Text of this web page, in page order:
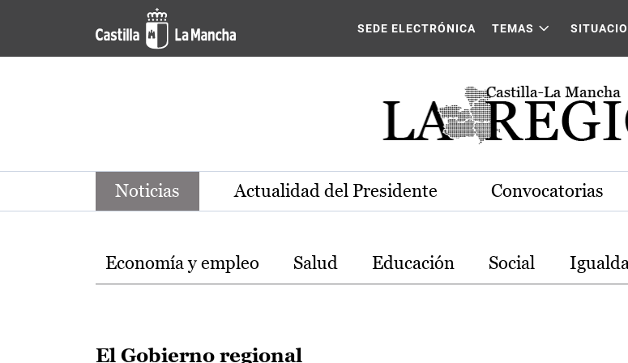
Pasar al contenido principal
Noticias de la región de Castilla-La Mancha
SEDE ELECTRÓNICA TEMAS
Noticias Actualidad del Presidente Convocatorias
Temas
Economía y empleo Salud Educación Social
El Gobierno regional